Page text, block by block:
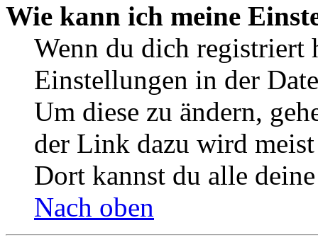
Wie kann ich meine
Wenn du dich registriert
Einstellungen in der
Um diese zu ändern,
der Link dazu wird
Dort kannst du alle
Nach oben